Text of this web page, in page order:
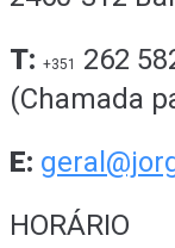
T: +351
262
(Chamada
E:
HORÁRIO